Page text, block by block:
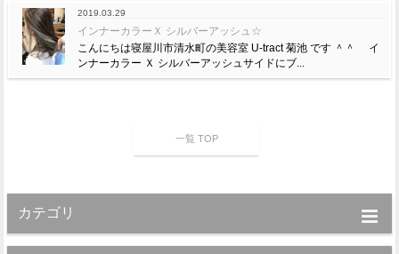
2019.03.29
インナーカラーＸ シルバーアッシュ☆
こんにちは寝屋川市清水町の美容室 U-tract 菊池 です ＾＾ イ
ンナーカラー Ｘ シルバーアッシュサイドにブ...
一覧 TOP
カテゴリ